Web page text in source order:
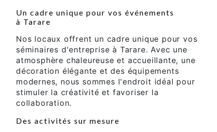
Un cadre unique pour vos événements
à Tarare
Nos locaux offrent un cadre unique pour vos
séminaires d'entreprise à Tarare. Avec une
atmosphère chaleureuse et accueillante, une
décoration élégante et des équipements
modernes, nous sommes l'endroit idéal pour
stimuler la créativité et favoriser la
collaboration.
Des activités sur mesure